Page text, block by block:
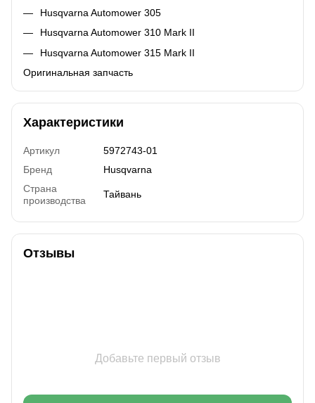
Husqvarna Automower 305
Husqvarna Automower 310 Mark II
Husqvarna Automower 315 Mark II
Оригинальная запчасть
Характеристики
Артикул
5972743-01
Бренд
Husqvarna
Страна
производства
Тайвань
Отзывы
Добавьте первый отзыв